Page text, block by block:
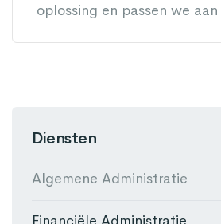
Diensten
Algemene Administratie
oplossing en passen we